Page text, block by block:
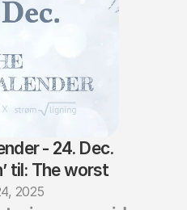
- 24. Dec.
til: The worst
worst
2025